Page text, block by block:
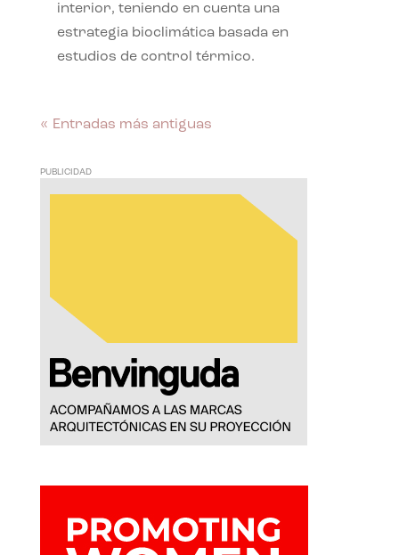
interior, teniendo en cuenta una
estrategia bioclimática basada en
estudios de control térmico.
« Entradas más antiguas
PUBLICIDAD